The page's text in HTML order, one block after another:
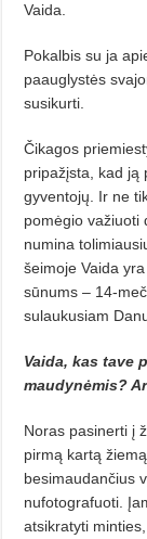
Vaida.
Pokalbis su ja
paauglystės
susikurti.
Čikagos
pripažįsta, kad ją
gyventojų. Ir ne
pomėgio važiuoti
numina
šeimoje Vaida
sūnums – 14-
sulaukusiam
Vaida, kas tave
maudynėmis?
Noras pasinerti į
pirmą kartą
besimaudančius
nufotografuoti.
atsikratyti